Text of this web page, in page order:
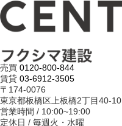
売買 0120-800-844
賃貸 03-6912-3505
〒174-0076
東京都板橋区上板橋2丁目40-10
営業時間 / 10:00~19:00
定休日 / 毎週火・水曜